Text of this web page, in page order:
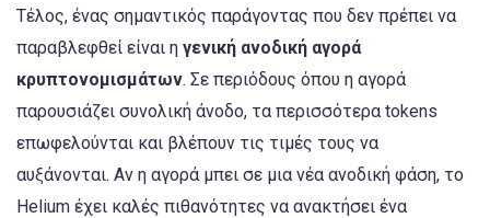
Τέλος, ένας σημαντικός παράγοντας που δεν πρέπει να
παραβλεφθεί είναι η γενική ανοδική αγορά
κρυπτονομισμάτων. Σε περιόδους όπου η αγορά
παρουσιάζει συνολική άνοδο, τα περισσότερα tokens
επωφελούνται και βλέπουν τις τιμές τους να
αυξάνονται. Αν η αγορά μπει σε μια νέα ανοδική φάση, το
Helium έχει καλές πιθανότητες να ανακτήσει ένα